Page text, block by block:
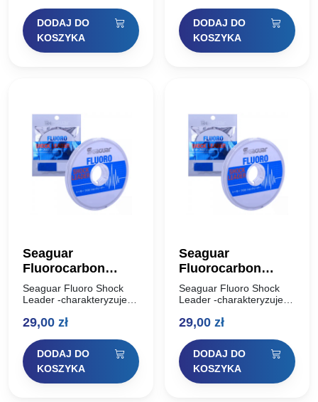
jest świetnym materiałem
na przypony
spinningowe. 100%
fluorocarbon powoduje,
DODAJ DO
KOSZYKA
jest świetnym materiałem
na przypony
spinningowe. 100%
fluorocarbon powoduje,
DODAJ DO
KOSZYKA
Seaguar
Fluorocarbon
Shock Leader 30m
0,235mm
Seaguar Fluoro Shock
Leader -charakteryzuje
przetarcia oraz na
jest świetnym materiałem
na przypony
spinningowe. 100%
fluorocarbon powoduje,
29,00 zł
DODAJ DO
KOSZYKA
Seaguar
Fluorocarbon
Shock Leader 30m
0,260mm
Seaguar Fluoro Shock
Leader -charakteryzuje
przetarcia oraz na
jest świetnym materiałem
na przypony
spinningowe. 100%
fluorocarbon powoduje,
29,00 zł
DODAJ DO
KOSZYKA